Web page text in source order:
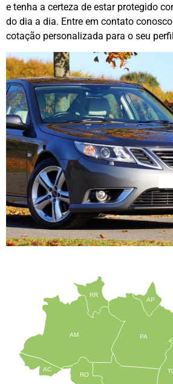
e tenha a certeza de estar protegido
do dia a dia. Entre em contato
cotação personalizada para o seu
AP
PA
RR
AM
AC
RO